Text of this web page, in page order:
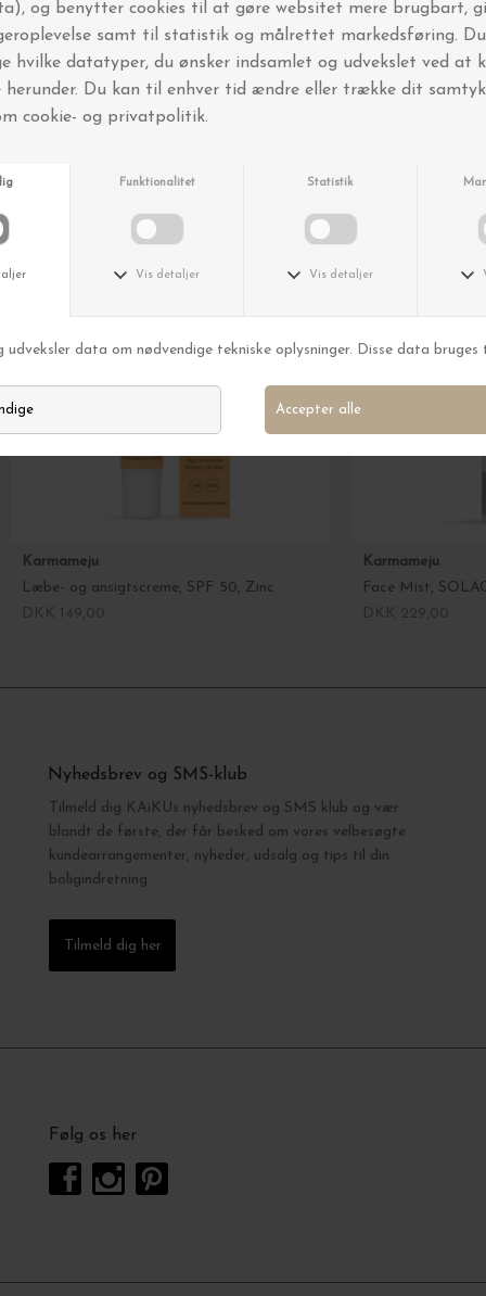
Andre købte også
Karmameju
Læbe- og ansigtscreme, SPF 50, Zinc
Karmameju
Face Mist,
Nyhedsbrev og SMS-klub
Tilmeld dig KAiKUs nyhedsbrev og SMS klub og vær
blandt de første, der får besked om vores velbesøgte
kundearrangementer, nyheder, udsalg og tips til din
boligindretning.
Tilmeld dig her
Følg os her